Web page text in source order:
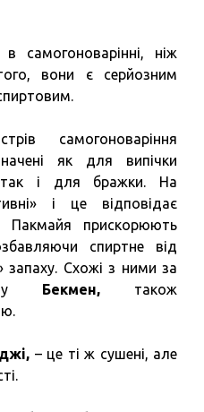
самогоноварінні, ніж
вони є серйозним
самогоноваріння
як для випічки
так і для бражки. На
і це відповідає
Пакмайя прискорюють
спиртне від
запаху. Схожі з ними за
Бекмен, також
– це ті ж сушені, але